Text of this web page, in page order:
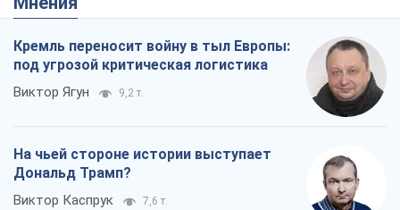
Кремль переносит войну в тыл Европы:
под угрозой критическая логистика
Виктор Ягун 9,2 т.
На чьей стороне истории выступает
Дональд Трамп?
Виктор Каспрук 7,6 т.